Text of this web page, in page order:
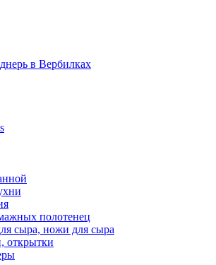
в Вербилках
полотенец
сыра, ножи для сыра
открытки